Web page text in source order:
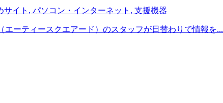
サイト , パソコン・インターネット , 支援機器
エーティースクエアード）のスタッフが日替わりで情報を...